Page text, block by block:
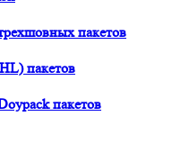
пакетов
пакетов
пакетов